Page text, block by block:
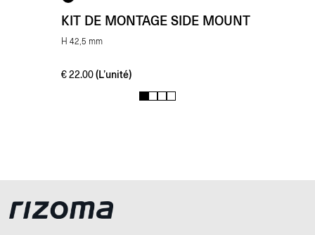
KIT DE MONTAGE SIDE MOUNT
H 42,5 mm
€22.00 (L’unité)
1 2 3 4